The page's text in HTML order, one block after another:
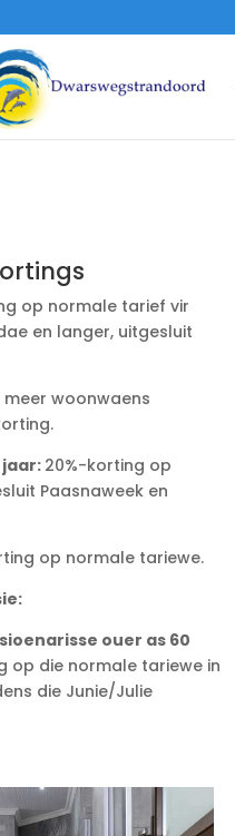
op normale tarief vir
en langer, uitgesluit
meer woonwaens
jaar: 20%-korting op
Paasnaweek en
op normale tariewe.
ouer as 60
op die normale tariewe in
die Junie/Julie